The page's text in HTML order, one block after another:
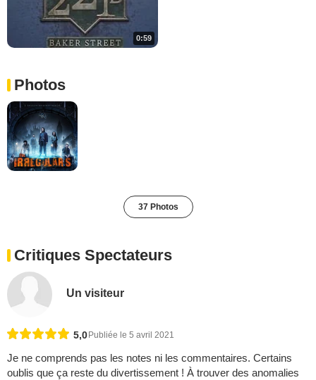
0:59
Photos
37 Photos
Critiques Spectateurs
Un visiteur
5,0Publiée le 5 avril 2021
Je ne comprends pas les notes ni les commentaires. Certains
oublis que ça reste du divertissement ! À trouver des anomalies